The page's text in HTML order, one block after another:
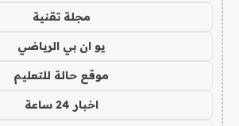
مجلة تقنية
يو ان بي الرياضي
موقع حالة للتعليم
اخبار 24 ساعة